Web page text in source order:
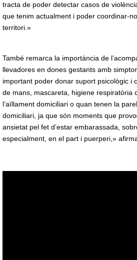
tracta de poder detectar casos de
que tenim actualment i poder coordinar-
territori.»
També remarca la importància de
llevadores en dones gestants amb
important poder donar suport psicològic i
de mans, mascareta, higiene respiratòria
l’aïllament domiciliari o quan tenen la
domiciliari, ja que són moments que
ansietat pel fet d’estar embarassada,
especialment, en el part i puerperi,»